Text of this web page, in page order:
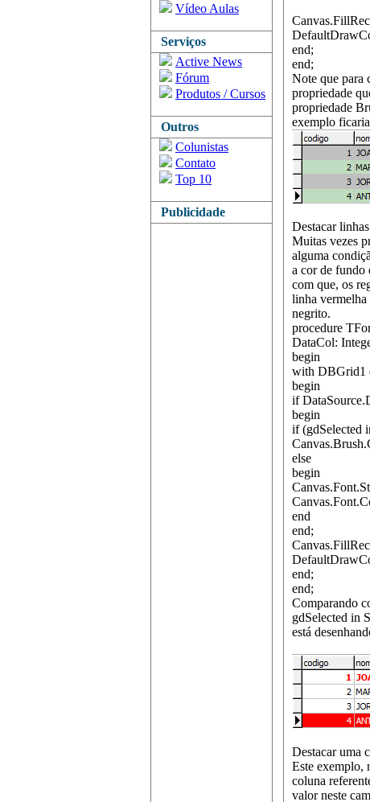
Vídeo Aulas
Serviços
Active News
Fórum
Produtos / Cursos
Outros
Colunistas
Contato
Top 10
Publicidade
end;
end;
Note que para
propriedade
propriedade
exemplo
Destacar
Muitas vezes
alguma
a cor de fundo
com que, os
linha vermelha
negrito.
procedure
DataCol:
begin
with DBGrid1
begin
if
begin
if (gdSelected
else
begin
end
end;
end;
end;
Comparando
gdSelected in
está
Destacar uma
Este exemplo,
coluna
valor neste